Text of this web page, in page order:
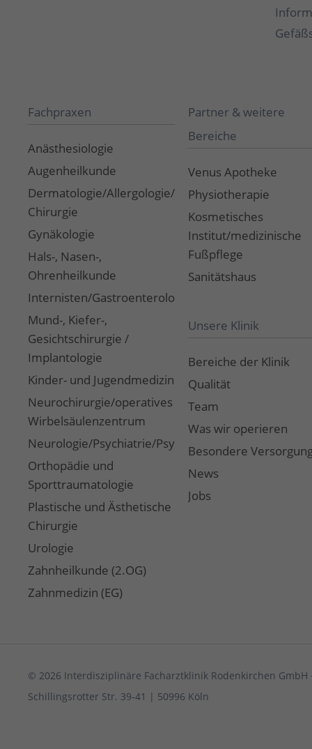
Fachpraxen
Anästhesiologie
Augenheilkunde
Dermatologie/Allergologie/Dermato-
Chirurgie
Gynäkologie
Hals-, Nasen-,
Ohrenheilkunde
Internisten/Gastroenterologie
Mund-, Kiefer-,
Gesichtschirurgie /
Implantologie
Kinder- und Jugendmedizin
Neurochirurgie/operatives
Wirbelsäulenzentrum
Neurologie/Psychiatrie/Psychotherapie/Coaching
Orthopädie und
Sporttraumatologie
Plastische und Ästhetische
Chirurgie
Urologie
Zahnheilkunde (2.OG)
Zahnmedizin (EG)
Partner & weitere
Bereiche
Venus Apotheke
Physiotherapie
Kosmetisches
Institut/medizinische
Fußpflege
Sanitätshaus
Unsere Klinik
Bereiche der Klinik
Qualität
Team
Was wir operieren
Besondere
News
Jobs
© 2026 Interdisziplinäre Facharztklinik Rodenkirchen GmbH
Schillingsrotter Str. 39-41 | 50996 Köln